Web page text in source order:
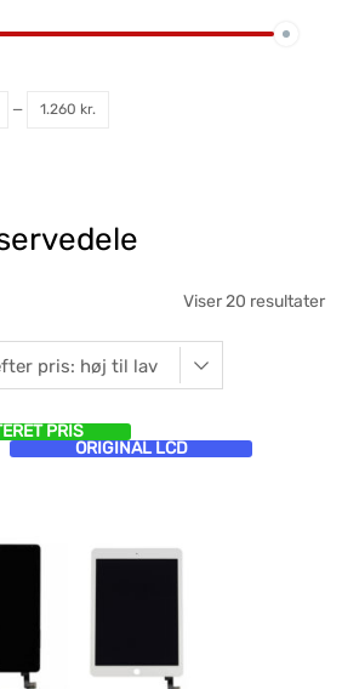
Viser 20 resultater
PRIS
ORIGINAL LCD
— 1.260 kr.